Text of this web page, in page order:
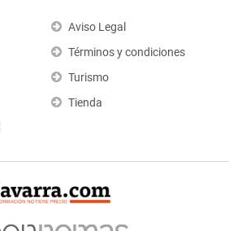
Aviso Legal
Términos y condiciones
Turismo
Tienda